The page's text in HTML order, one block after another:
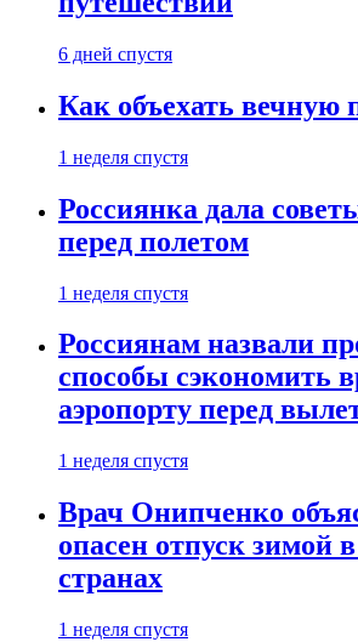
6 дней спустя
Как объехать вечную
1 неделя спустя
Россиянка дала
перед полетом
1 неделя спустя
Россиянам назвали
способы сэкономить
аэропорту перед
1 неделя спустя
Врач Онипченко
опасен отпуск зимой
странах
1 неделя спустя